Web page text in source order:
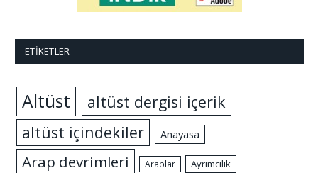
ETIKETLER
Altüst
altüst dergisi içerik
altüst içindekiler
Anayasa
Arap devrimleri Araplar Ayrımcılık